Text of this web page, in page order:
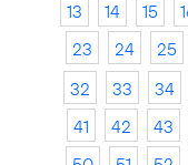
13
14 15
23
24 25
32
33 34
41
42 43